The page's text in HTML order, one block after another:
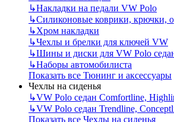
↳Накладки на педали VW Polo
↳Силиконовые коврики, крючки,
↳Хром накладки
↳Чехлы и брелки для ключей VW
↳Шины и диски для VW Polo
↳Наборы автомобилиста
Показать все Тюнинг и аксессуары
Чехлы на сиденья
↳VW Polo седан Comfortline,
↳VW Polo седан Trendline,
Показать все Чехлы на сиденья